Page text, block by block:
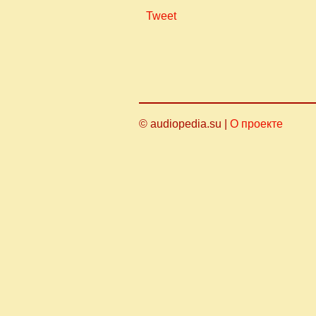
Tweet
© audiopedia.su | О проекте